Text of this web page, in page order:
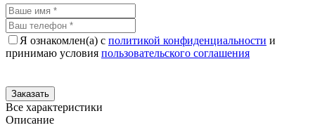
Я ознакомлен(а) с политикой конфиденциальности и
принимаю условия пользовательского соглашения
Все характеристики
Описание